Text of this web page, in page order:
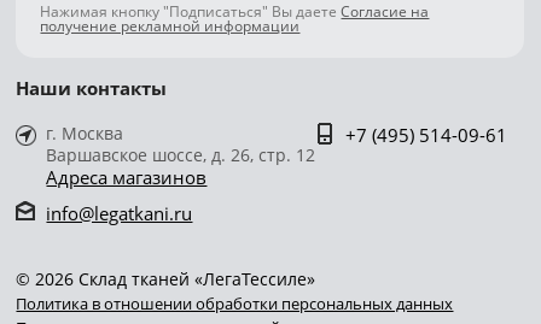
Нажимая кнопку "Подписаться" Вы даетеСогласие на
получение рекламной информации
Наши контакты
г. Москва
Варшавское шоссе, д. 26, стр. 12
Адреса магазинов
+7 (495) 514-09-61
info@legatkani.ru
© 2026 Склад тканей «ЛегаТессиле»
Политика в отношении обработки персональных данных